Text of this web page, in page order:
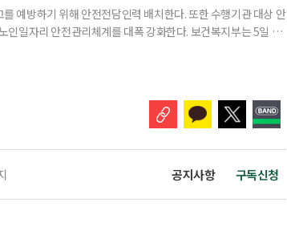
예방하기 위해 안전전담인력 배치한다. 또한 수행기관 대상 안
인일자리 안전관리체계를 대폭 강화한다. 보건복지부는 5일 노
공지사항 구독신청